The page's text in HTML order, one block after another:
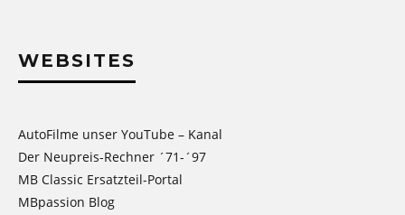
WEBSITES
AutoFilme unser YouTube – Kanal
Der Neupreis-Rechner ´71-´97
MB Classic Ersatzteil-Portal
MBpassion Blog